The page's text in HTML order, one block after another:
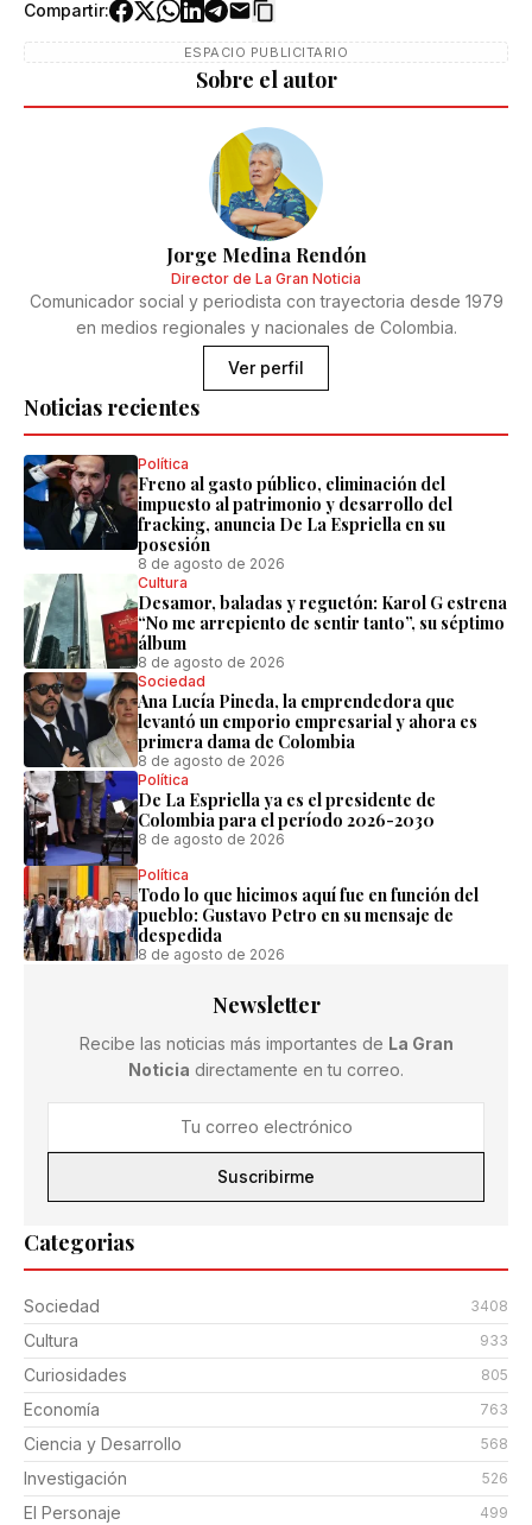
Compartir:
ESPACIO PUBLICITARIO
Noticias recientes
Política
Freno al gasto público, eliminación del
impuesto al patrimonio y desarrollo del
fracking, anuncia De La Espriella en su
posesión
8 de agosto de 2026
Cultura
Desamor, baladas y reguetón: Karol G estrena
“No me arrepiento de sentir tanto”, su séptimo
álbum
8 de agosto de 2026
Sociedad
Ana Lucía Pineda, la emprendedora que
levantó un emporio empresarial y ahora es
primera dama de Colombia
8 de agosto de 2026
Política
De La Espriella ya es el presidente de
Colombia para el período 2026-2030
8 de agosto de 2026
Política
Todo lo que hicimos aquí fue en función del
pueblo: Gustavo Petro en su mensaje de
despedida
8 de agosto de 2026
Sobre el autor
Jorge Medina Rendón
Director de La Gran Noticia
Comunicador social y periodista con trayectoria desde 1979
en medios regionales y nacionales de Colombia.
Ver perfil
Categorias
Sociedad 3408
Cultura 933
Curiosidades 805
Economía 763
Ciencia y Desarrollo 568
Investigación 526
El Personaje 499
Newsletter
Recibe las noticias más importantes de La Gran
Noticia directamente en tu correo.
Suscribirme